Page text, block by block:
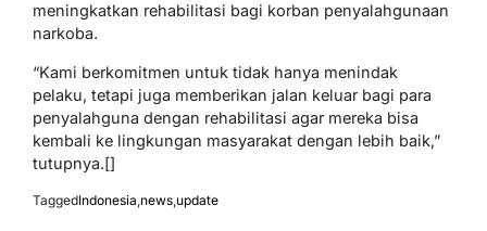
meningkatkan rehabilitasi bagi korban penyalahgunaan
narkoba.
“Kami berkomitmen untuk tidak hanya menindak
pelaku, tetapi juga memberikan jalan keluar bagi para
penyalahguna dengan rehabilitasi agar mereka bisa
kembali ke lingkungan masyarakat dengan lebih baik,”
tutupnya.[]
TaggedIndonesia,news,update